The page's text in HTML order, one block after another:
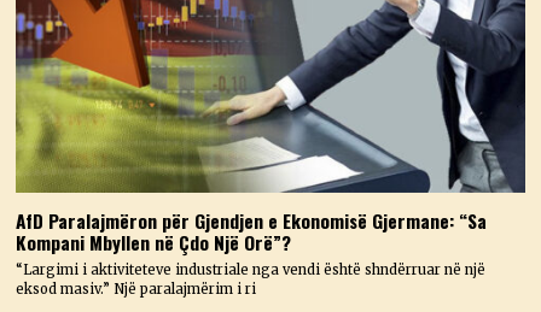
AfD Paralajmëron për Gjendjen e Ekonomisë Gjermane: “Sa
Kompani Mbyllen në Çdo Një Orë”?
“Largimi i aktiviteteve industriale nga vendi është shndërruar në një
eksod masiv.” Një paralajmërim i ri